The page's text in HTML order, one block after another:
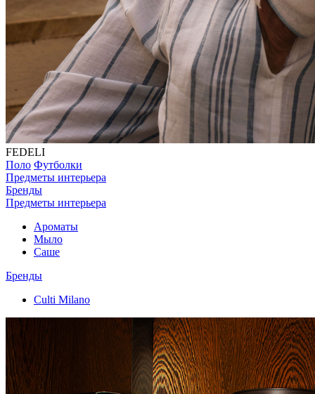
FEDELI
Поло Футболки
Предметы интерьера
Бренды
Предметы интерьера
Ароматы
Мыло
Саше
Бренды
Culti Milano